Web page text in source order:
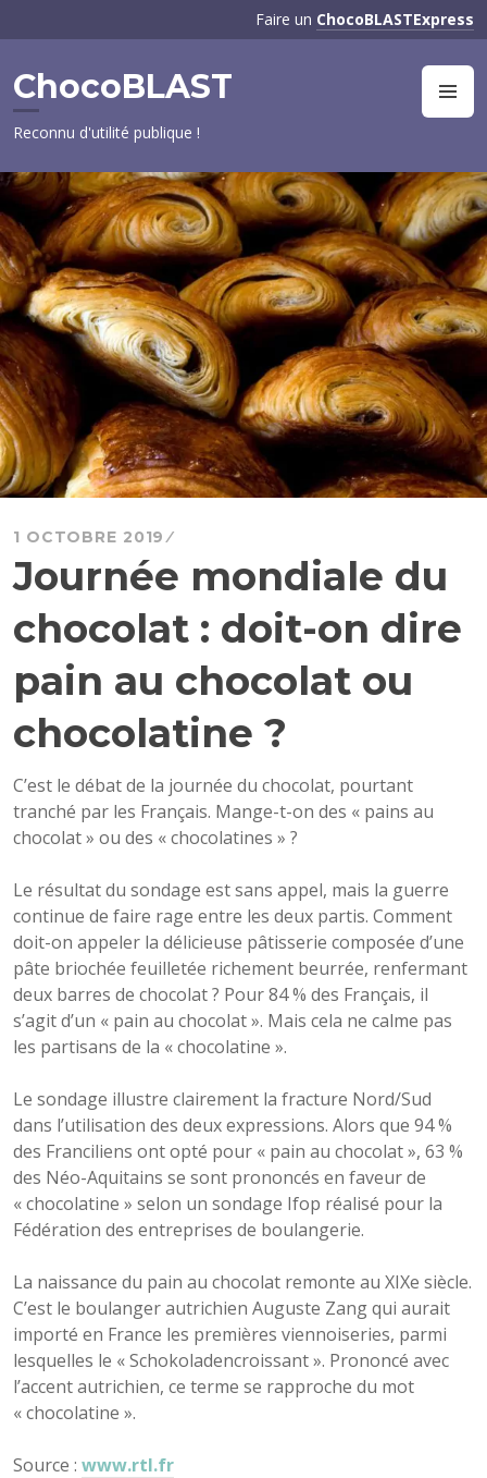
au
principal
Faire un ChocoBLASTExpress
ChocoBLAST
Reconnu d'utilité publique !
1 OCTOBRE 2019
Journée mondiale du
chocolat : doit-on dire
pain au chocolat ou
chocolatine ?
C’est le débat de la journée du chocolat, pourtant
tranché par les Français. Mange-t-on des « pains au
chocolat » ou des « chocolatines » ?
Le résultat du sondage est sans appel, mais la guerre
continue de faire rage entre les deux partis. Comment
doit-on appeler la délicieuse pâtisserie composée d’une
pâte briochée feuilletée richement beurrée, renfermant
deux barres de chocolat ? Pour 84 % des Français, il
s’agit d’un « pain au chocolat ». Mais cela ne calme pas
les partisans de la « chocolatine ».
Le sondage illustre clairement la fracture Nord/Sud
dans l’utilisation des deux expressions. Alors que 94 %
des Franciliens ont opté pour « pain au chocolat », 63 %
des Néo-Aquitains se sont prononcés en faveur de
« chocolatine » selon un sondage Ifop réalisé pour la
Fédération des entreprises de boulangerie.
La naissance du pain au chocolat remonte au XIXe siècle.
C’est le boulanger autrichien Auguste Zang qui aurait
importé en France les premières viennoiseries, parmi
lesquelles le « Schokoladencroissant ». Prononcé avec
l’accent autrichien, ce terme se rapproche du mot
« chocolatine ».
Source : www.rtl.fr